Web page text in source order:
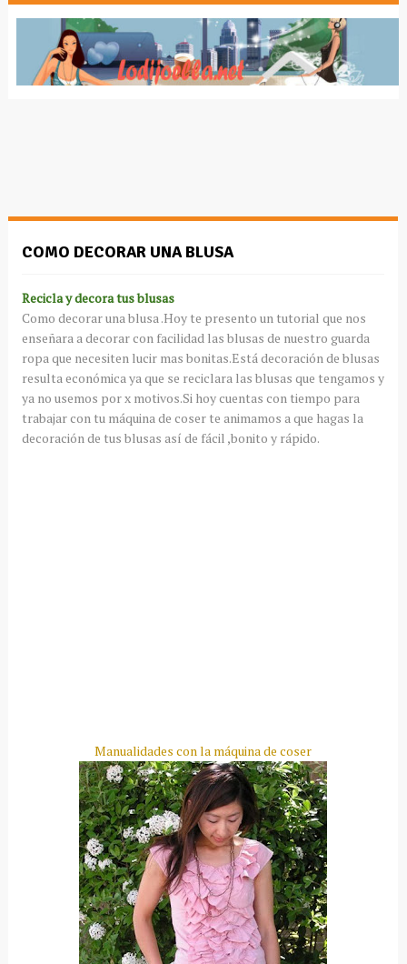
COMO DECORAR UNA BLUSA
Recicla y decora tus blusas
Como decorar una blusa .Hoy te presento un tutorial que nos
enseñara a decorar con facilidad las blusas de nuestro guarda
ropa que necesiten lucir mas bonitas.Está decoración de blusas
resulta económica ya que se reciclara las blusas que tengamos y
ya no usemos por x motivos.Si hoy cuentas con tiempo para
trabajar con tu máquina de coser te animamos a que hagas la
decoración de tus blusas así de fácil ,bonito y rápido.
Manualidades con la máquina de coser